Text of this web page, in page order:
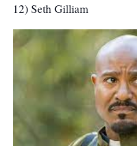
12) Seth Gilliam